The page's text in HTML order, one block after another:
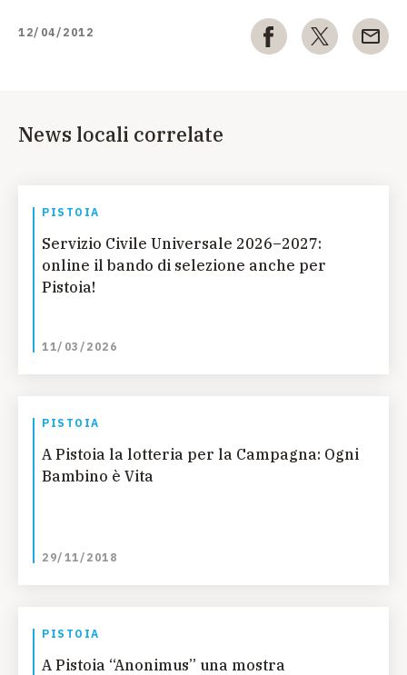
12/04/2012
News locali correlate
PISTOIA
Servizio Civile Universale 2026–2027:
online il bando di selezione anche per
Pistoia!
11/03/2026
PISTOIA
A Pistoia la lotteria per la Campagna: Ogni
Bambino è Vita
29/11/2018
PISTOIA
A Pistoia “Anonimus” una mostra